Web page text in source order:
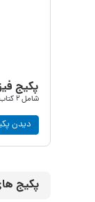
پکیج
شامل2
دیدن
پکیج